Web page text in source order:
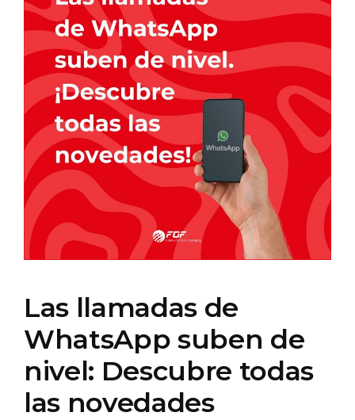
Las llamadas de
WhatsApp suben de
nivel: Descubre todas
las novedades